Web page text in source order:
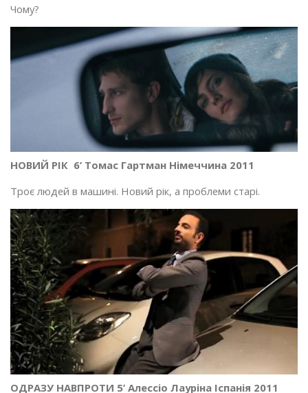
Чому?
НОВИЙ РІК 6’ Томас Гартман Німеччина 2011
Троє людей в машині. Новий рік, а проблеми старі.
ОДРАЗУ НАВПРОТИ 5’ Алессіо Лауріна Іспанія 2011